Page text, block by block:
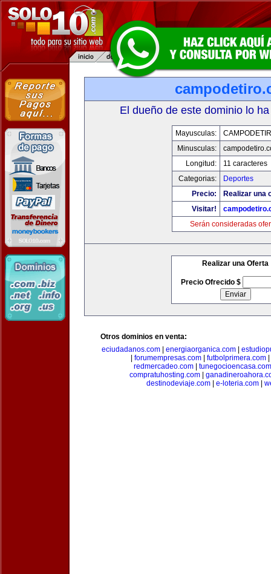
El dueño de este dominio lo
Mayusculas:
Minusculas:
Longitud:
11 caracteres
Categorias:
Deportes
Precio:
Realizar una
Visitar!
Serán consideradas
Realizar una Oferta
Precio Ofrecido $
Otros dominios en venta:
eciudadanos.com| energiaorganica.com|
forumempresas.com futbolprimera.com
redmercadeo.com| tunegocioencasa.com
compratuhosting.com|
destinodeviaje.com
e-loteria.com